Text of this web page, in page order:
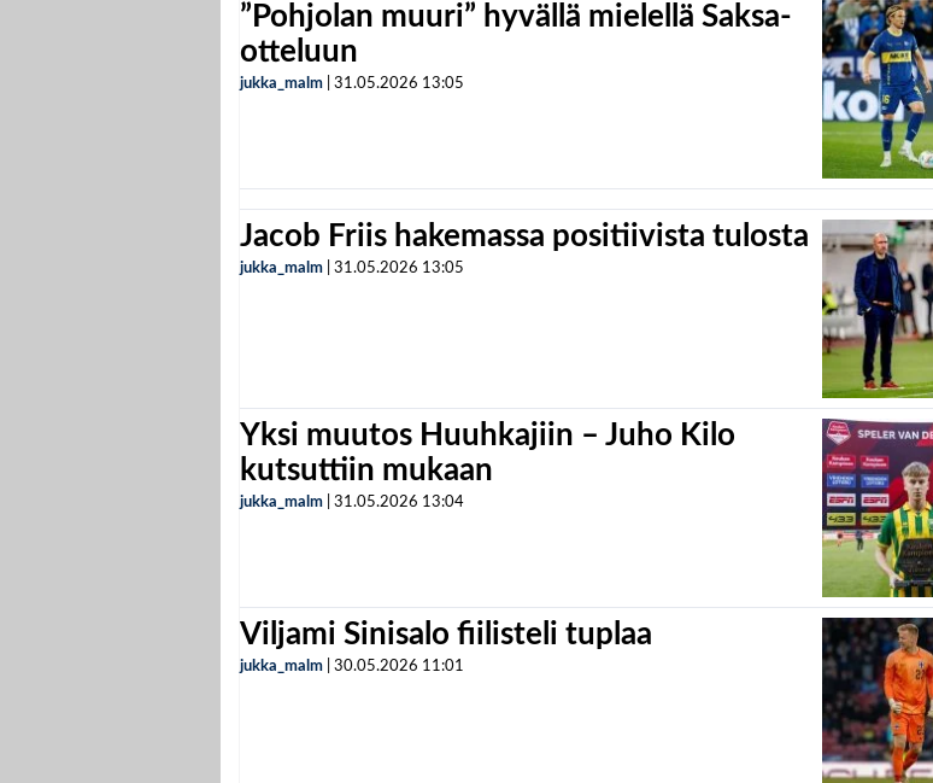
”Pohjolan muuri” hyvällä mielellä Saksa-
otteluun
jukka_malm 31.05.2026 13:05
Jacob Friis hakemassa positiivista tulosta
jukka_malm 31.05.2026 13:05
Yksi muutos Huuhkajiin – Juho Kilo
kutsuttiin mukaan
jukka_malm 31.05.2026 13:04
Viljami Sinisalo fiilisteli tuplaa
jukka_malm 30.05.2026 11:01